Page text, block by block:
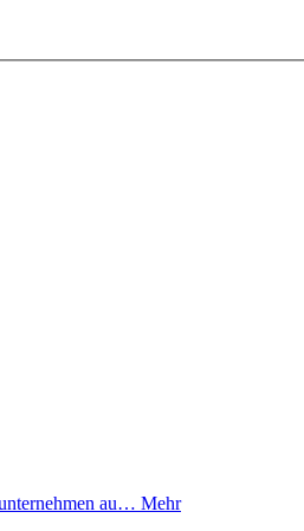
au… Mehr